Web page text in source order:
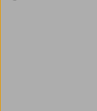
1 färg